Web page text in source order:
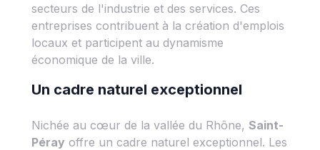
secteurs de l'industrie et des services. Ces
entreprises contribuent à la création d'emplois
locaux et participent au dynamisme
économique de la ville.
Un cadre naturel exceptionnel
Nichée au cœur de la vallée du Rhône, Saint-
Péray offre un cadre naturel exceptionnel. Les